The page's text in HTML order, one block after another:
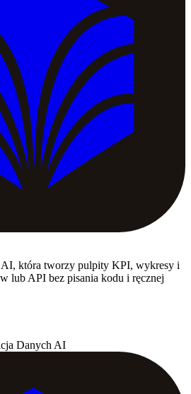
AI, która tworzy pulpity KPI, wykresy i
lub API bez pisania kodu i ręcznej
Danych AI